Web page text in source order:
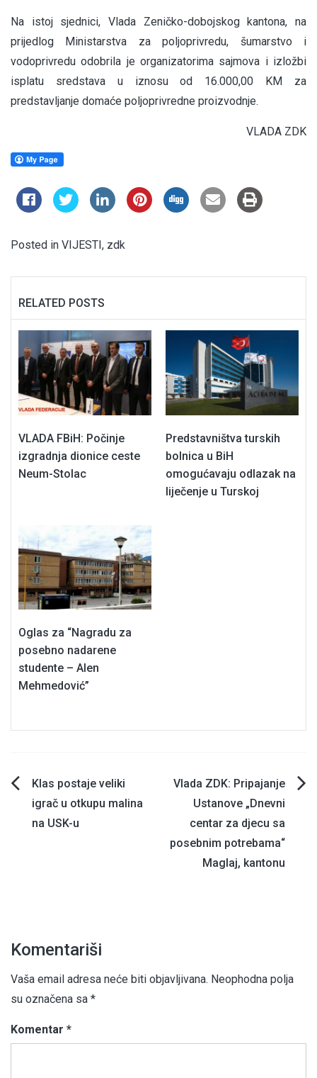
Na istoj sjednici, Vlada Zeničko-dobojskog kantona, na
prijedlog Ministarstva za poljoprivredu, šumarstvo i
vodoprivredu odobrila je organizatorima sajmova i izložbi
isplatu sredstava u iznosu od 16.000,00 KM za
predstavljanje domaće poljoprivredne proizvodnje.
VLADA ZDK
Posted in VIJESTI , zdk
RELATED POSTS
VLADA FBiH: Počinje
izgradnja dionice ceste
Neum-Stolac
Predstavništva turskih
bolnica u BiH
omogućavaju odlazak na
liječenje u Turskoj
Oglas za “Nagradu za
posebno nadarene
studente – Alen
Mehmedović”
Navigacija
članaka
Klas postaje veliki
igrač u otkupu malina
na USK-u
Vlada ZDK: Pripajanje
Ustanove „Dnevni
centar za djecu sa
posebnim potrebama“
Maglaj, kantonu
Komentariši
Vaša email adresa neće biti objavljivana. Neophodna polja
su označena sa *
Komentar *